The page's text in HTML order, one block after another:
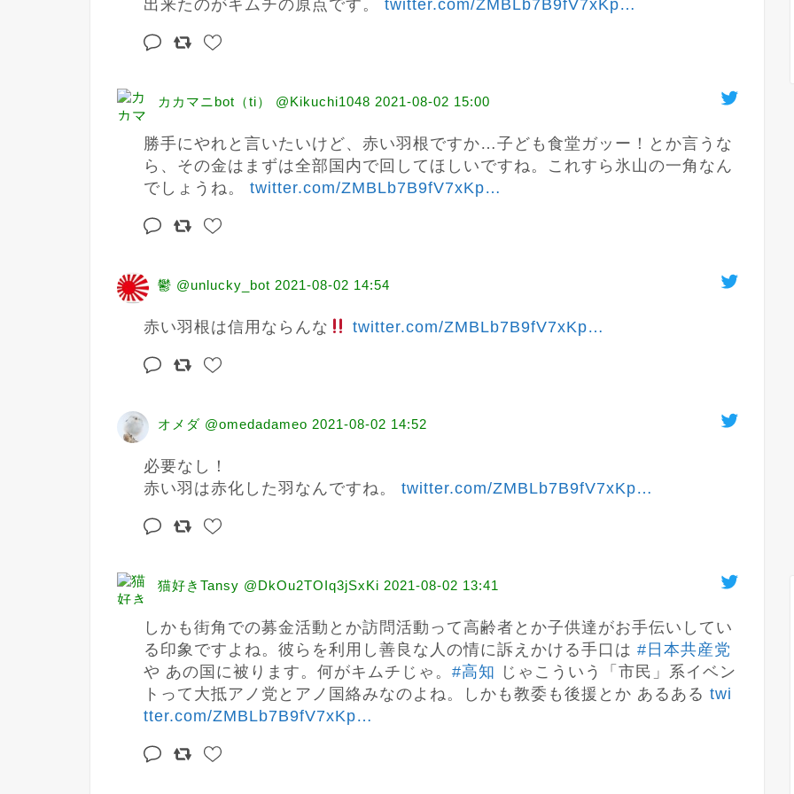
出来たのがキムチの原点です。 twitter.com/ZMBLb7B9fV7xKp…
カカマニbot（ti） @Kikuchi1048 2021-08-02 15:00
勝手にやれと言いたいけど、赤い羽根ですか…子ども食堂ガッー！とか言うな
ら、その金はまずは全部国内で回してほしいですね。これすら氷山の一角なん
でしょうね。 twitter.com/ZMBLb7B9fV7xKp…
鬱 @unlucky_bot 2021-08-02 14:54
赤い羽根は信用ならんな twitter.com/ZMBLb7B9fV7xKp…
オメダ @omedadameo 2021-08-02 14:52
必要なし！
赤い羽は赤化した羽なんですね。 twitter.com/ZMBLb7B9fV7xKp…
猫好きTansy @DkOu2TOIq3jSxKi 2021-08-02 13:41
しかも街角での募金活動とか訪問活動って高齢者とか子供達がお手伝いしてい
る印象ですよね。彼らを利用し善良な人の情に訴えかける手口は #日本共産党
や あの国に被ります。何がキムチじゃ。 #高知 じゃこういう「市民」系イベン
トって大抵アノ党とアノ国絡みなのよね。しかも教委も後援とか あるある twi
tter.com/ZMBLb7B9fV7xKp…